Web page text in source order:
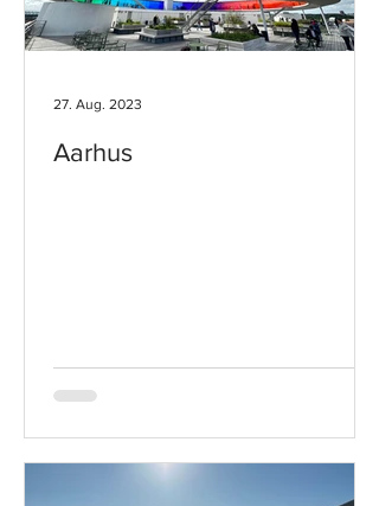
Aarhus
27. Aug. 2023